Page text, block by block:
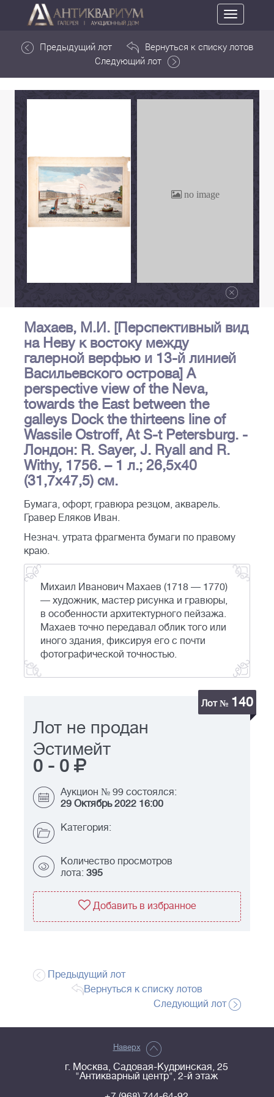
Toggle
navigation
Предыдущий лот
Вернуться к списку лотов
Следующий лот
Махаев, М.И. [Перспективный вид
на Неву к востоку между
галерной верфью и 13-й линией
Васильевского острова] A
perspective view of the Neva,
towards the East between the
galleys Dock the thirteens line of
Wassile Ostroff, At S-t Petersburg. -
Лондон: R. Sayer, J. Ryall and R.
Withy, 1756. – 1 л.; 26,5х40
(31,7х47,5) см.
Бумага, офорт, гравюра резцом, акварель.
Гравер Еляков Иван.
Незнач. утрата фрагмента бумаги по правому
краю.
Михаил Иванович Махаев (1718 — 1770)
— художник, мастер рисунка и гравюры,
в особенности архитектурного пейзажа.
Махаев точно передавал облик того или
иного здания, фиксируя его с почти
фотографической точностью.
Лот № 140
Лот не продан
Эстимейт
0 - 0
Аукцион № 99 состоялся:
29 Октябрь 2022 16:00
Категория:
Количество просмотров
лота: 395
Добавить в избранное
Предыдущий лот
Вернуться к списку лотов
Следующий лот
Наверх
г. Москва, Садовая-Кудринская, 25
"Антикварный центр", 2-й этаж